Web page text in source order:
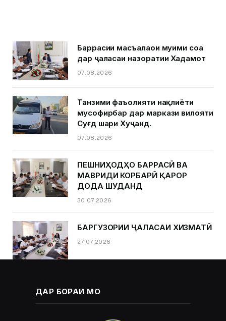
Баррасии масъалаҳои муҳими соҳа
дар ҷаласаи назоратии Хадамот
07.08.2026
Танзими фаъолияти нақлиёти
мусофирбар дар маркази вилояти
Суғд шаҳри Хуҷанд.
07.08.2026
ПЕШНИҲОДҲО БАРРАСӢ ВА
МАВРИДИ КОРБАРӢ ҚАРОР
ДОДА ШУДАНД
30.07.2026
БАРГУЗОРИИ ҶАЛАСАИ ХИЗМАТӢ
27.07.2026
ДАР БОРАИ МО